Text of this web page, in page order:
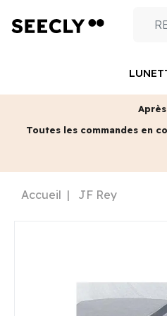
Toutes les commandes en
Accueil JF Rey